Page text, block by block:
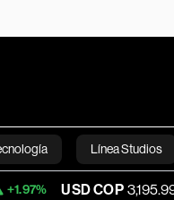
Línea Studios
English
USD COP 3,195.99 -1.14%